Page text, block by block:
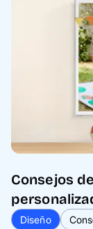
Consejos
Diseño